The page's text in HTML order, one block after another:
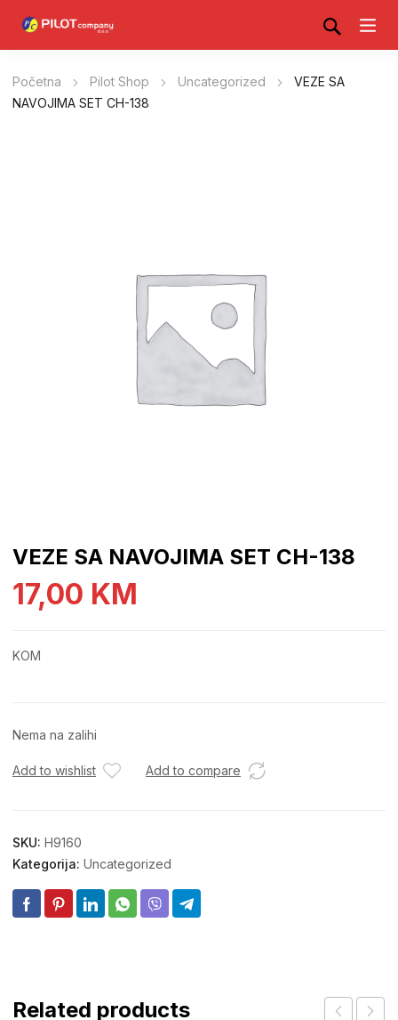
Početna Pilot Shop Uncategorized
VEZE SA
NAVOJIMA SET CH-138
VEZE SA NAVOJIMA SET CH-138
17,00 KM
KOM
Nema na zalihi
Add to wishlist Add to compare
SKU: H9160
Kategorija: Uncategorized
Related products